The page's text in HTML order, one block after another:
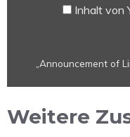
Inhalt von
„Announcement of
Weitere